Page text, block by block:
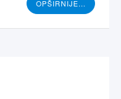
OPŠIRNIJE...